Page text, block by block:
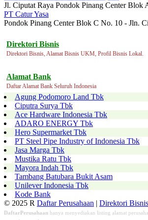
Jl. Ciputat Raya Pondok Pinang Center Blok
PT Catur Yasa
Pondok Pinang Center Blok C No. 10 - Jln.
Direktori Bisnis
Direktori Bisnis, Alamat Bisnis UKM, Profil Bisnis Lokal.
Alamat Bank
Daftar Alamat Bank Seluruh Indonesia
Agung Podomoro Land Tbk
Ciputra Surya Tbk
Ace Hardware Indonesia Tbk
ADARO ENERGY Tbk
Hero Supermarket Tbk
PT Steel Pipe Industry of Indonesia Tbk
Jasa Marga Tbk
Mustika Ratu Tbk
Mayora Indah Tbk
Tambang Batubara Bukit Asam
Unilever Indonesia Tbk
Kode Bank
© 2025 R Daftar Perusahaan | Direktori Bisnis
DaftarPerusahaan hanya menyediakan listing alamat